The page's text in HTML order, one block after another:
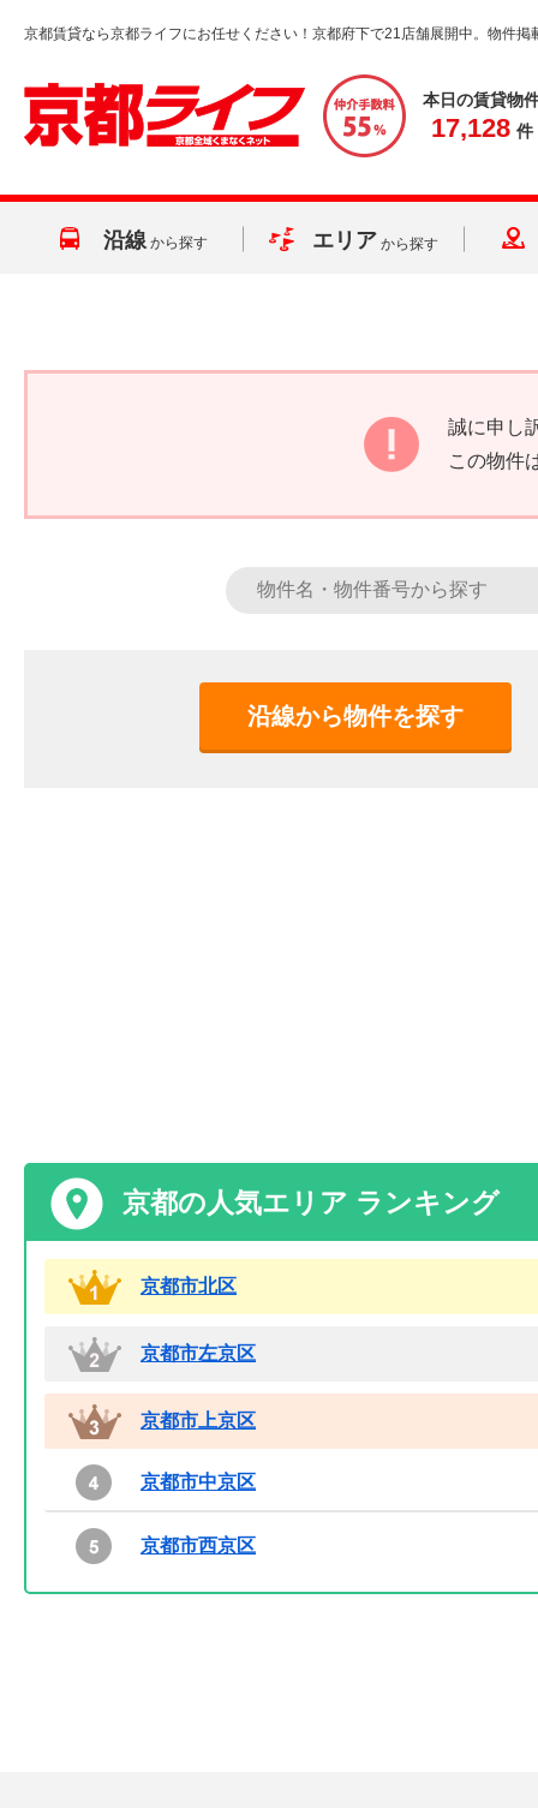
京都賃貸なら京都ライフにお任せください！京都府下で21店舗展開中。物件掲
本日の賃貸物
17,128 件
沿線 から探す エリア から探す
誠に申し
この物件
沿線から物件を探す
京都の人気エリア ランキング
京都市北区
京都市左京区
京都市上京区
京都市中京区
京都市西京区